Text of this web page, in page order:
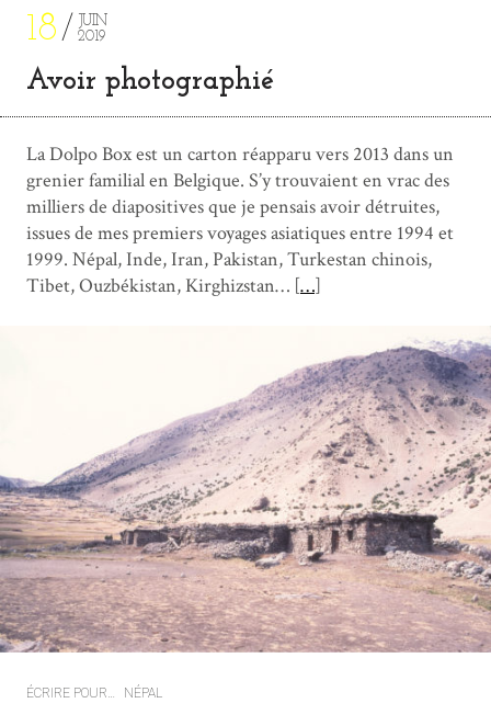
18
JUIN
2019
Avoir photographié
La Dolpo Box est un carton réapparu vers 2013 dans un
grenier familial en Belgique. S’y trouvaient en vrac des
milliers de diapositives que je pensais avoir détruites,
issues de mes premiers voyages asiatiques entre 1994 et
1999. Népal, Inde, Iran, Pakistan, Turkestan chinois,
Tibet, Ouzbékistan, Kirghizstan… […]
ÉCRIRE POUR… NÉPAL